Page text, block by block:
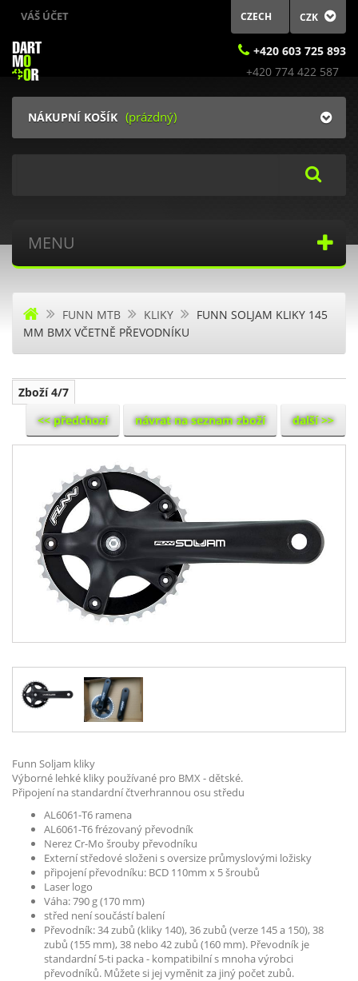
CZK
CZECH
VÁŠ ÚČET
+420 603 725 893
NÁKUPNÍ KOŠÍK (prázdný)
MENU
FUNN MTB KLIKY
FUNN SOLJAM KLIKY 145
MM BMX VČETNĚ PŘEVODNÍKU
Zboží 4/7
<< předchozí
návrat na seznam zboží další >>
Funn Soljam kliky
Výborné lehké kliky používané pro BMX - dětské.
Připojení na standardní čtverhrannou osu středu
AL6061-T6 ramena
AL6061-T6 frézovaný převodník
Nerez Cr-Mo šrouby převodníku
Externí středové složeni s oversize průmyslovými ložisky
připojení převodníku: BCD 110mm x 5 šroubů
Laser logo
Váha: 790 g (170 mm)
střed není součástí balení
Převodník: 34 zubů (kliky 140), 36 zubů (verze 145 a 150), 38
zubů (155 mm), 38 nebo 42 zubů (160 mm). Převodník je
standardní 5-ti packa - kompatibilní s mnoha výrobci
převodníků. Můžete si jej vyměnit za jiný počet zubů.